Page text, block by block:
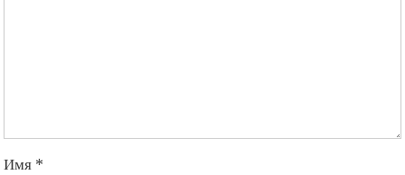
Имя *